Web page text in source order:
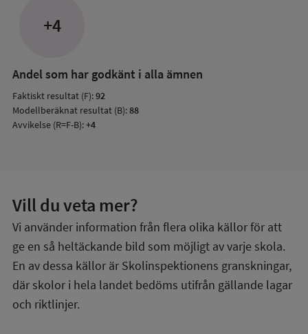
+4
Andel som har godkänt i alla ämnen
Faktiskt resultat (F):92
Modellberäknat resultat (B):88
Avvikelse (R=F-B):+4
Vill du veta mer?
Vi använder information från flera olika källor för att
ge en så heltäckande bild som möjligt av varje skola.
En av dessa källor är Skolinspektionens granskningar,
där skolor i hela landet bedöms utifrån gällande lagar
och riktlinjer.